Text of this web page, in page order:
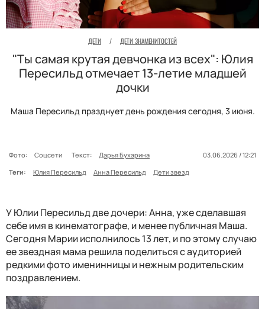
ДЕТИ / ДЕТИ ЗНАМЕНИТОСТЕЙ
"Ты самая крутая девчонка из всех": Юлия
Пересильд отмечает 13-летие младшей
дочки
Маша Пересильд празднует день рождения сегодня, 3 июня.
Фото: Соцсети Текст: Дарья Бухарина
03.06.2026 / 12:21
Теги:
Юлия Пересильд Анна Пересильд Дети звезд
У Юлии Пересильд две дочери: Анна, уже сделавшая
себе имя в кинематографе, и менее публичная Маша.
Сегодня Марии исполнилось 13 лет, и по этому случаю
ее звездная мама решила поделиться с аудиторией
редкими фото именинницы и нежным родительским
поздравлением.